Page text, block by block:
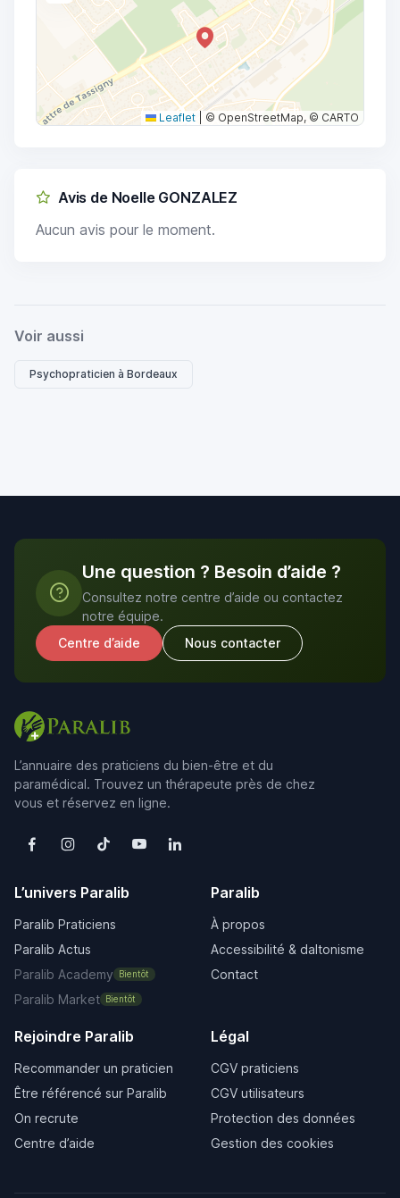
Leaflet © OpenStreetMap, © CARTO
Avis de Noelle GONZALEZ
Aucun avis pour le moment.
Voir aussi
Psychopraticien à Bordeaux
Une question ? Besoin d’aide ?
Consultez notre centre d’aide ou contactez
notre équipe.
Centre d’aide
Nous contacter
L’annuaire des praticiens du bien-être et du
paramédical. Trouvez un thérapeute près de chez
vous et réservez en ligne.
L’univers Paralib
Paralib Praticiens
Paralib Actus
Paralib Academy
Bientôt
Paralib Market Bientôt
Paralib
À propos
Accessibilité & daltonisme
Contact
Rejoindre Paralib
Recommander un praticien
Être référencé sur Paralib
On recrute
Centre d’aide
Légal
CGV praticiens
CGV utilisateurs
Protection des données
Gestion des cookies